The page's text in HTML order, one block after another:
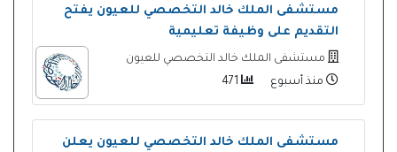
مستشفى الملك خالد التخصصي للعيون يفتح
التقديم على وظيفة تعليمية
مستشفى الملك خالد التخصصي للعيون
منذ أسبوع
مستشفى الملك خالد التخصصي للعيون يعلن